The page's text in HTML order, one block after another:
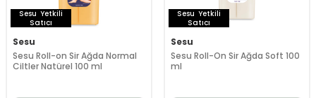
Sesu Yetkili
Satıcı
Sesu
Sesu Roll-on Sir Ağda Normal
Ciltler Natürel 100 ml
Sesu Yetkili
Satıcı
Sesu
Sesu Roll-On Sir Ağda Soft 100
ml